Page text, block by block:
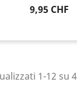
Prezzo
9,95 CHF
1-12 su